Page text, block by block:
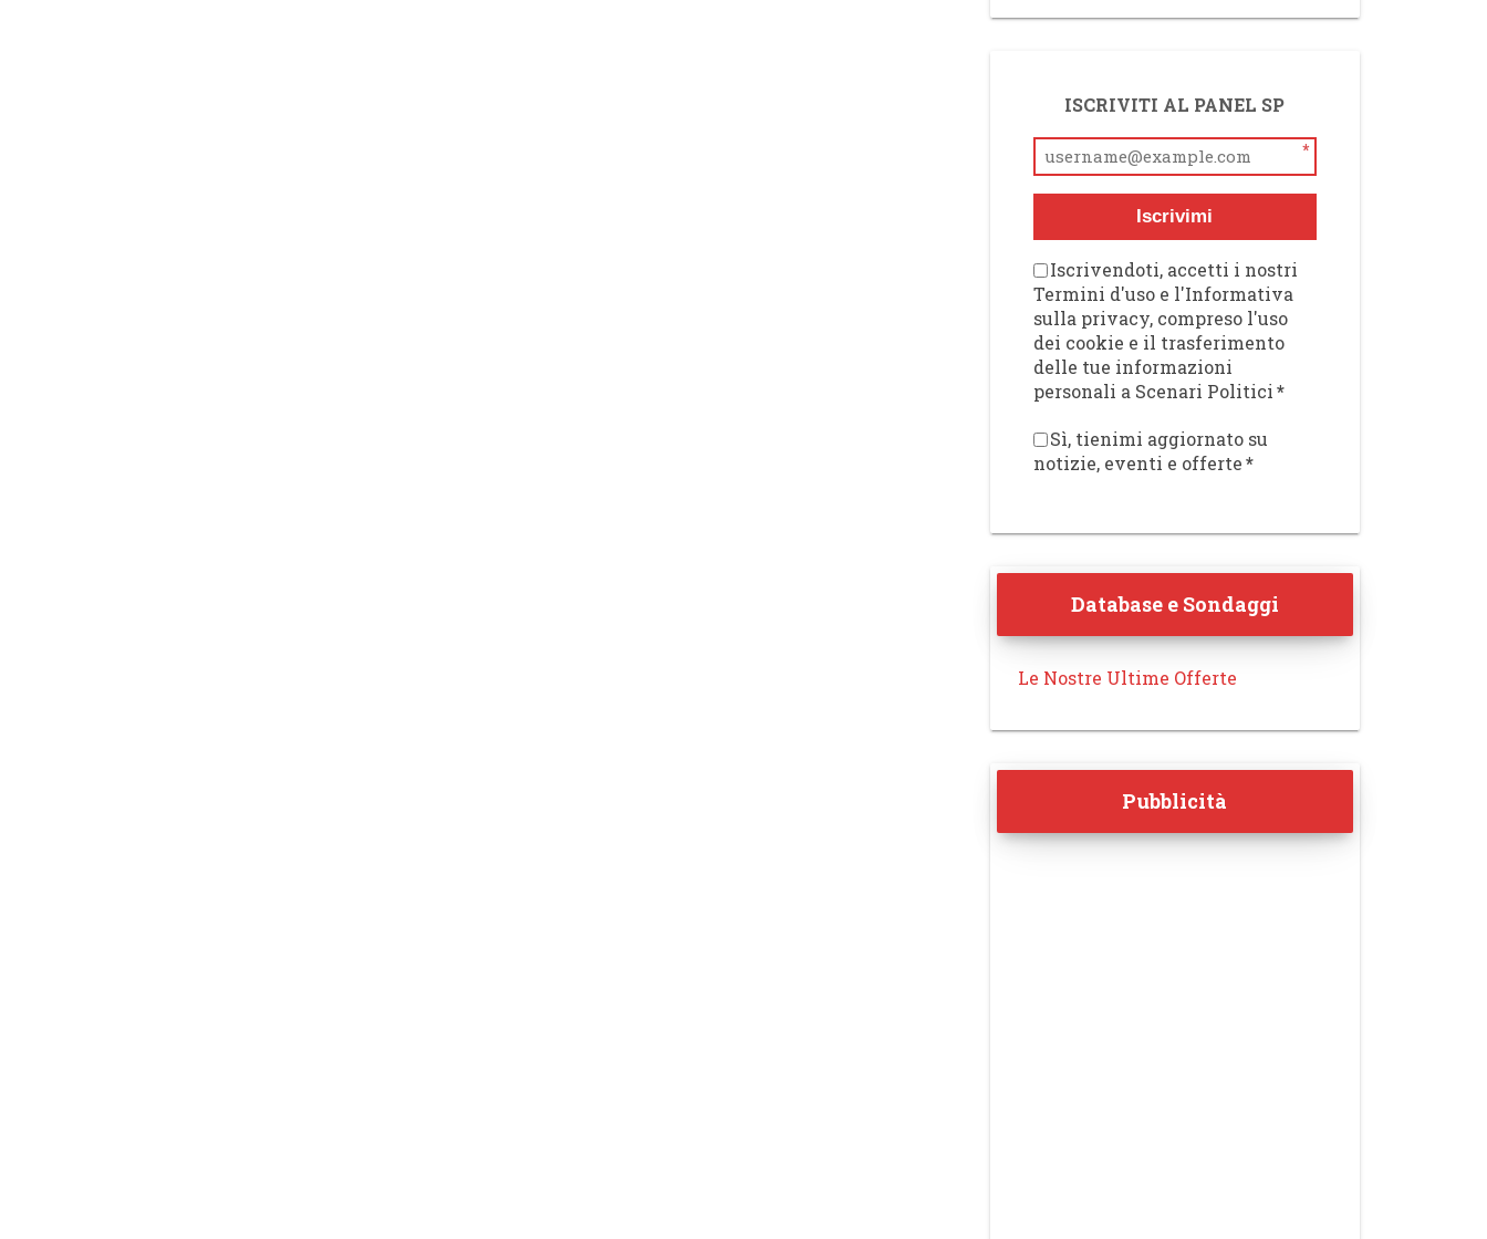
ISCRIVITI AL PANEL SP
*
Iscrivimi
Iscrivendoti, accetti i nostri
Termini d'uso e l'Informativa
sulla privacy, compreso l'uso
dei cookie e il trasferimento
delle tue informazioni
personali a Scenari Politici*
Sì, tienimi aggiornato su
notizie, eventi e offerte*
Database e Sondaggi
Le Nostre Ultime Offerte
Pubblicità